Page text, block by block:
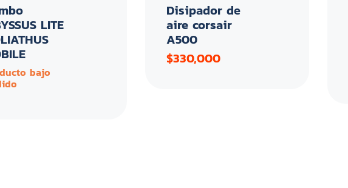
LITE
bajo
Disipador de
aire corsair
A500
$330,000